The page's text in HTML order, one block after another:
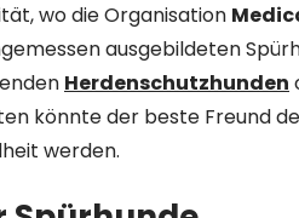
wo die Organisation
ausgebildeten
Herdenschutzhunden
könnte der beste Freund
werden.